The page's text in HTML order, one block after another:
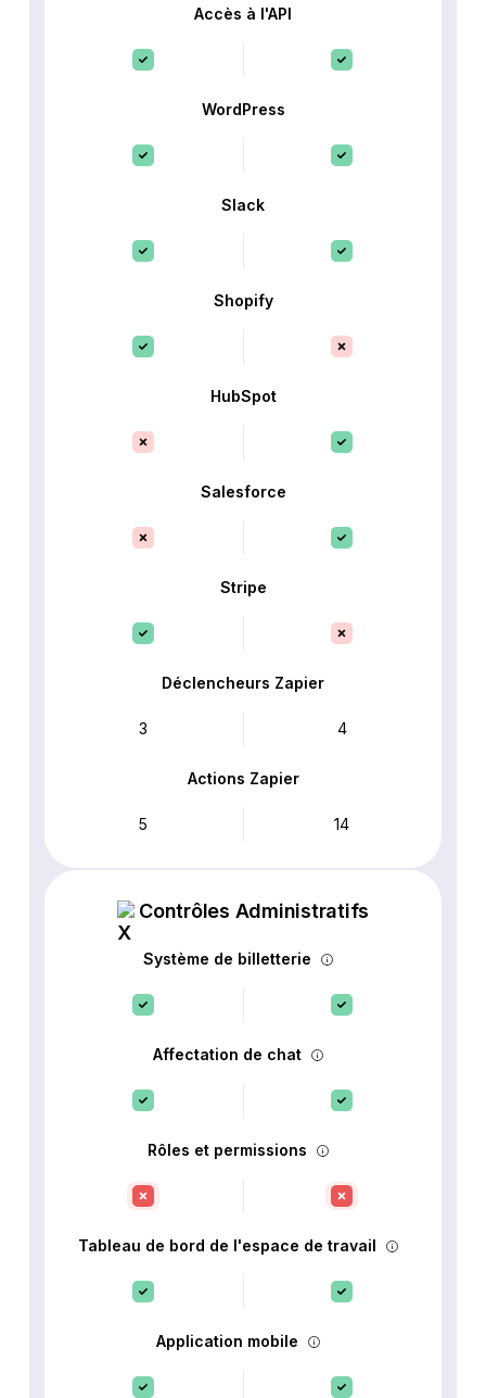
Accès à l'API
WordPress
Slack
Shopify
HubSpot
Salesforce
Stripe
Déclencheurs Zapier
3 4
Actions Zapier
5 14
Contrôles Administratifs
Système de billetterie
Affectation de chat
Rôles et permissions
Tableau de bord de l'espace de travail
Application mobile